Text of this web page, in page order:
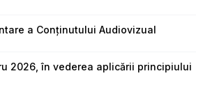
a Conținutului Audiovizual
2026, în vederea aplicării principiului